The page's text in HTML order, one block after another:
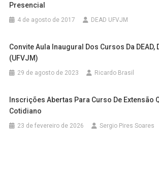
Presencial
4 de agosto de 2017 DEAD UFVJM
Convite Aula Inaugural Dos Cursos Da DEAD,
(UFVJM)
29 de agosto de 2023 Ricardo Brasil
Inscrições Abertas Para Curso De Extensão
Cotidiano
23 de fevereiro de 2026 Sergio Pires Soares